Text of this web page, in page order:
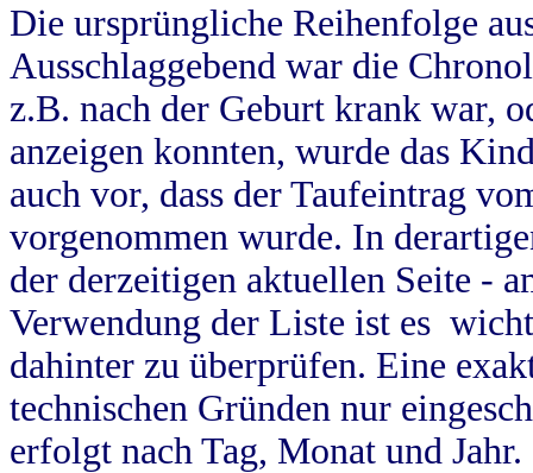
Die ursprüngliche Reihenfolge
Ausschlaggebend war die
z.B. nach der Geburt krank war,
anzeigen konnten, wurde das
auch vor, dass der Taufeintrag
vorgenommen wurde. In
der derzeitigen aktuellen Seite -
Verwendung der Liste ist es
dahinter zu überprüfen. Eine
technischen Gründen nur
erfolgt nach Tag, Monat und Jahr.